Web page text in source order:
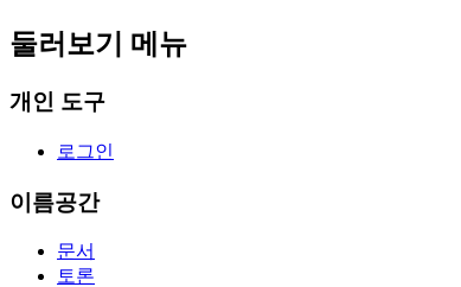
둘러보기 메뉴
개인 도구
로그인
이름공간
문서
토론